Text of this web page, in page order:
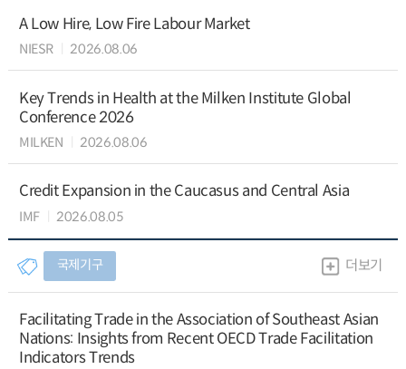
A Low Hire, Low Fire Labour Market
NIESR 2026.08.06
Key Trends in Health at the Milken Institute Global
Conference 2026
MILKEN 2026.08.06
Credit Expansion in the Caucasus and Central Asia
IMF 2026.08.05
국제기구 더보기
Facilitating Trade in the Association of Southeast Asian
Nations: Insights from Recent OECD Trade Facilitation
Indicators Trends